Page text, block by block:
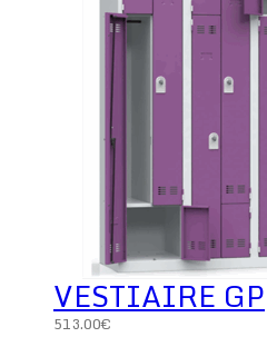
VESTIAIRE GP
513.00€